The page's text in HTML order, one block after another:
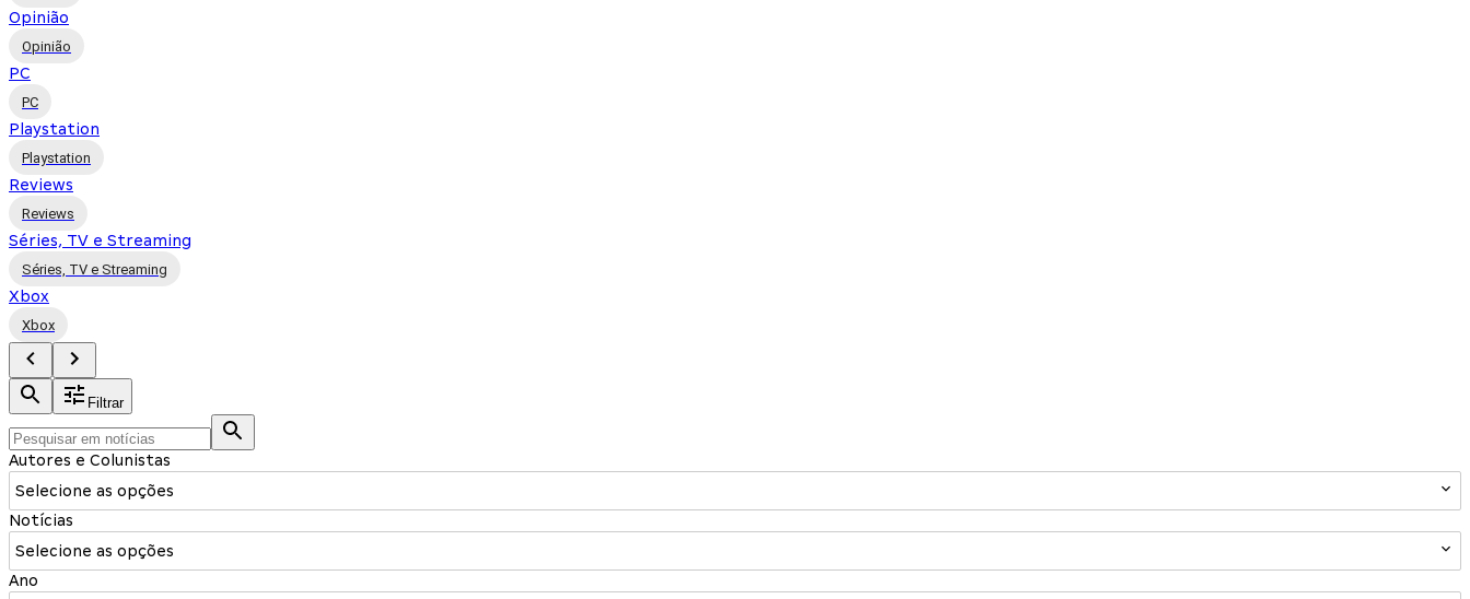
Opinião
Opinião
PC
PC
Playstation
Playstation
Reviews
Reviews
Séries, TV e Streaming
Séries, TV e Streaming
Xbox
Xbox
Filtrar
Autores e Colunistas
Selecione as opções
Notícias
Selecione as opções
Ano